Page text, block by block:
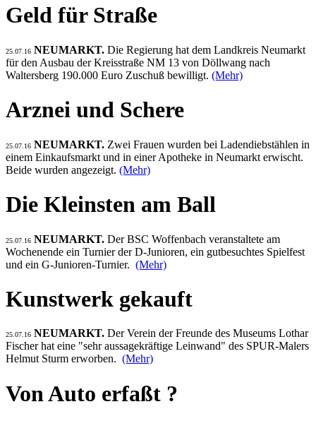
Geld für Straße
25.07.16 NEUMARKT. Die Regierung hat dem Landkreis Neumarkt
für den Ausbau der Kreisstraße NM 13 von Döllwang nach
Waltersberg 190.000 Euro Zuschuß bewilligt. (Mehr)
Arznei und Schere
25.07.16 NEUMARKT. Zwei Frauen wurden bei Ladendiebstählen in
einem Einkaufsmarkt und in einer Apotheke in Neumarkt erwischt.
Beide wurden angezeigt. (Mehr)
Die Kleinsten am Ball
25.07.16 NEUMARKT. Der BSC Woffenbach veranstaltete am
Wochenende ein Turnier der D-Junioren, ein gutbesuchtes Spielfest
und ein G-Junioren-Turnier. (Mehr)
Kunstwerk gekauft
25.07.16 NEUMARKT. Der Verein der Freunde des Museums Lothar
Fischer hat eine "sehr aussagekräftige Leinwand" des SPUR-Malers
Helmut Sturm erworben. (Mehr)
Von Auto erfaßt ?